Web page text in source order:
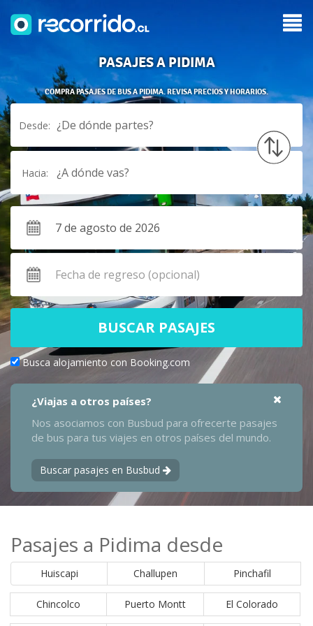
PASAJES A PIDIMA
COMPRA PASAJES DE BUS A PIDIMA. REVISA PRECIOS Y HORARIOS.
Desde: ¿De dónde partes?
Hacia: ¿A dónde vas?
BUSCAR PASAJES
Busca alojamiento con Booking.com
¿Viajas a otros países?
Nos asociamos con Busbud para ofrecerte pasajes
de bus para tus viajes en otros países del mundo.
Buscar pasajes en Busbud
Pasajes a Pidima desde
Huiscapi Challupen Pinchafil
Chincolco Puerto Montt El Colorado